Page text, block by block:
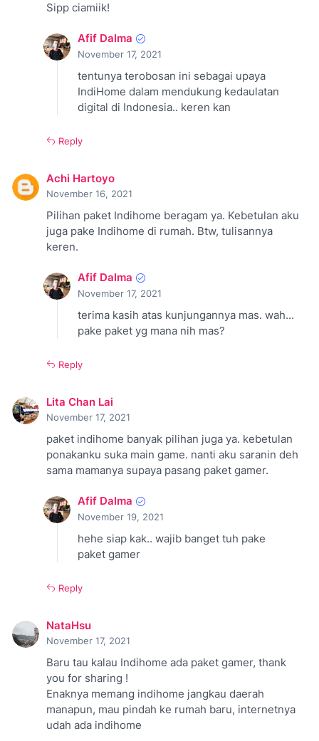
Sipp ciamiik!
Afif Dalma
November 17, 2021
tentunya terobosan ini sebagai upaya
IndiHome dalam mendukung kedaulatan
digital di Indonesia.. keren kan
Reply
Achi Hartoyo
November 16, 2021
Pilihan paket Indihome beragam ya. Kebetulan aku
juga pake Indihome di rumah. Btw, tulisannya
keren.
Afif Dalma
November 17, 2021
terima kasih atas kunjungannya mas. wah...
pake paket yg mana nih mas?
Reply
Lita Chan Lai
November 17, 2021
paket indihome banyak pilihan juga ya. kebetulan
ponakanku suka main game. nanti aku saranin deh
sama mamanya supaya pasang paket gamer.
Afif Dalma
November 19, 2021
hehe siap kak.. wajib banget tuh pake
paket gamer
Reply
NataHsu
November 17, 2021
Baru tau kalau Indihome ada paket gamer, thank
you for sharing !
Enaknya memang indihome jangkau daerah
manapun, mau pindah ke rumah baru, internetnya
udah ada indihome